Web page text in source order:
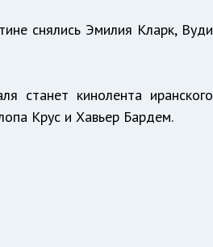
снялись Эмилия Кларк, Вуди
станет кинолента иранского
Крус и Хавьер Бардем.